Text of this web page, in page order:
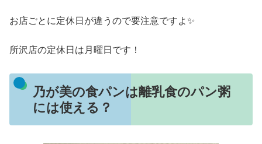
お店ごとに定休日が違うので要注意ですよ✨
所沢店の定休日は月曜日です！
乃が美の食パンは離乳食のパン粥
には使える？